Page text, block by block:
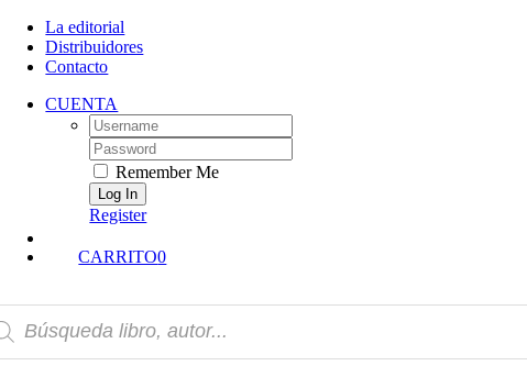
Skip
content
La editorial
Distribuidores
Contacto
CUENTA
Username:
Password:
Remember Me
Register
CARRITO0